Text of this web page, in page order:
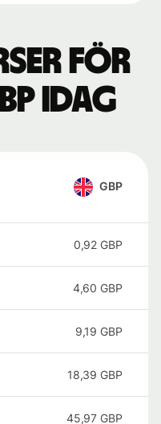
för
idag
GBP
0,92 GBP
4,60 GBP
9,19 GBP
18,39 GBP
45,97 GBP